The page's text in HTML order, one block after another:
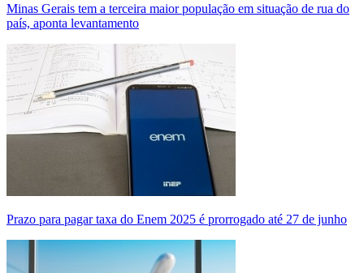
Minas Gerais tem a terceira maior população em situação de rua do
país, aponta levantamento
Prazo para pagar taxa do Enem 2025 é prorrogado até 27 de junho